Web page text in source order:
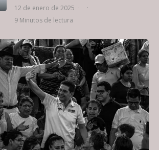
12 de enero de 2025 ·
·
9 Minutos de lectura